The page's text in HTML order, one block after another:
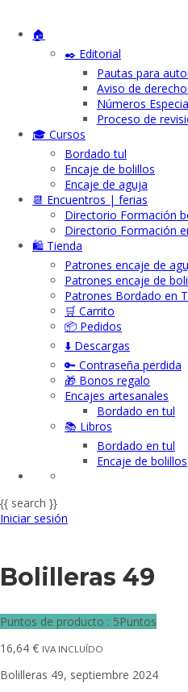
🏠
✒️ Editorial
Pautas para
Aviso de
Números
Proceso de
🎓 Cursos
Bordado tul
Encaje de bolillos
Encaje de aguja
📆 Encuentros | ferias
Directorio Formación
Directorio Formación
🛍️ Tienda
Patrones encaje de
Patrones encaje de
Patrones Bordado en
🛒 Carrito
📦 Pedidos
⬇️ Descargas
🔑 Contraseña perdida
🎁 Bonos regalo
Encajes artesanales
Bordado en tul
📚 Libros
Bordado en tul
Encaje de bolillos
{{ search }}
Iniciar sesión
Bolilleras 49
Puntos de producto : 5Puntos
16,64 € IVA INCLUÍDO
Bolilleras 49, septiembre 2024